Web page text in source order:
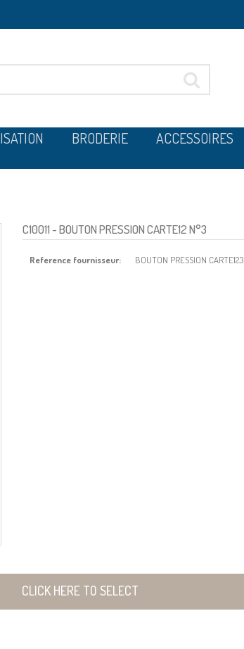
BRODERIE ACCESSOIRES
C10011- BOUTON PRESSION CARTE12 N°3
Reference fournisseur: BOUTON PRESSION CARTE123
CLICK HERE TO SELECT